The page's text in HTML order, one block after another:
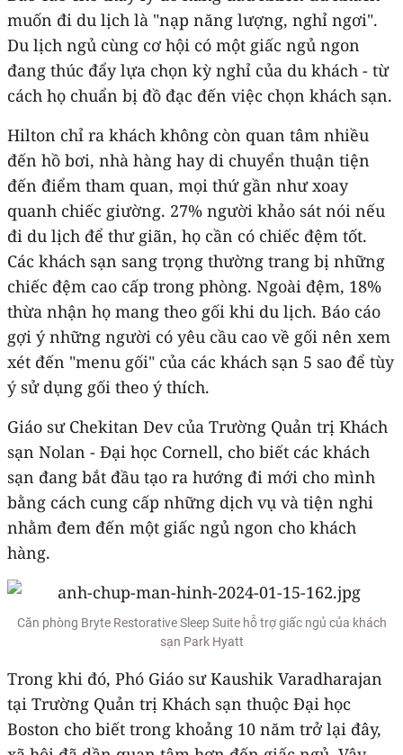
muốn đi du lịch là "nạp năng lượng, nghỉ ngơi".
Du lịch ngủ cùng cơ hội có một giấc ngủ ngon
đang thúc đẩy lựa chọn kỳ nghỉ của du khách - từ
cách họ chuẩn bị đồ đạc đến việc chọn khách sạn.
Hilton chỉ ra khách không còn quan tâm nhiều
đến hồ bơi, nhà hàng hay di chuyển thuận tiện
đến điểm tham quan, mọi thứ gần như xoay
quanh chiếc giường. 27% người khảo sát nói nếu
đi du lịch để thư giãn, họ cần có chiếc đệm tốt.
Các khách sạn sang trọng thường trang bị những
chiếc đệm cao cấp trong phòng. Ngoài đệm, 18%
thừa nhận họ mang theo gối khi du lịch. Báo cáo
gợi ý những người có yêu cầu cao về gối nên xem
xét đến "menu gối" của các khách sạn 5 sao để tùy
ý sử dụng gối theo ý thích.
Giáo sư Chekitan Dev của Trường Quản trị Khách
sạn Nolan - Đại học Cornell, cho biết các khách
sạn đang bắt đầu tạo ra hướng đi mới cho mình
bằng cách cung cấp những dịch vụ và tiện nghi
nhằm đem đến một giấc ngủ ngon cho khách
hàng.
Căn phòng Bryte Restorative Sleep Suite hỗ trợ giấc ngủ của khách
sạn Park Hyatt
Trong khi đó, Phó Giáo sư Kaushik Varadharajan
tại Trường Quản trị Khách sạn thuộc Đại học
Boston cho biết trong khoảng 10 năm trở lại đây,